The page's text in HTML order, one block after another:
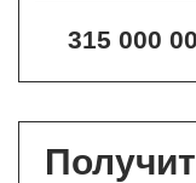
315 000